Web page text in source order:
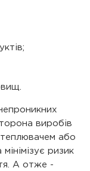
виробів
або
ризик
А отже -